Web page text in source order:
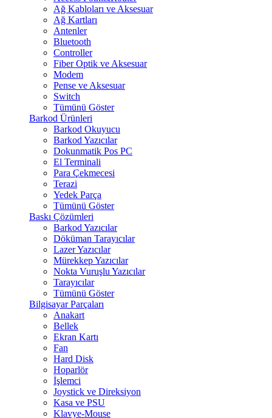
Ağ Kabloları ve Aksesuar
Ağ Kartları
Antenler
Bluetooth
Controller
Fiber Optik ve Aksesuar
Modem
Pense ve Aksesuar
Switch
Tümünü Göster
Barkod Ürünleri
Barkod Okuyucu
Barkod Yazıcılar
Dokunmatik Pos PC
El Terminali
Para Çekmecesi
Terazi
Yedek Parça
Tümünü Göster
Baskı Çözümleri
Barkod Yazıcılar
Döküman Tarayıcılar
Lazer Yazıcılar
Mürekkep Yazıcılar
Nokta Vuruşlu Yazıcılar
Tarayıcılar
Tümünü Göster
Bilgisayar Parçaları
Anakart
Bellek
Ekran Kartı
Fan
Hard Disk
Hoparlör
İşlemci
Joystick ve Direksiyon
Kasa ve PSU
Klavye-Mouse